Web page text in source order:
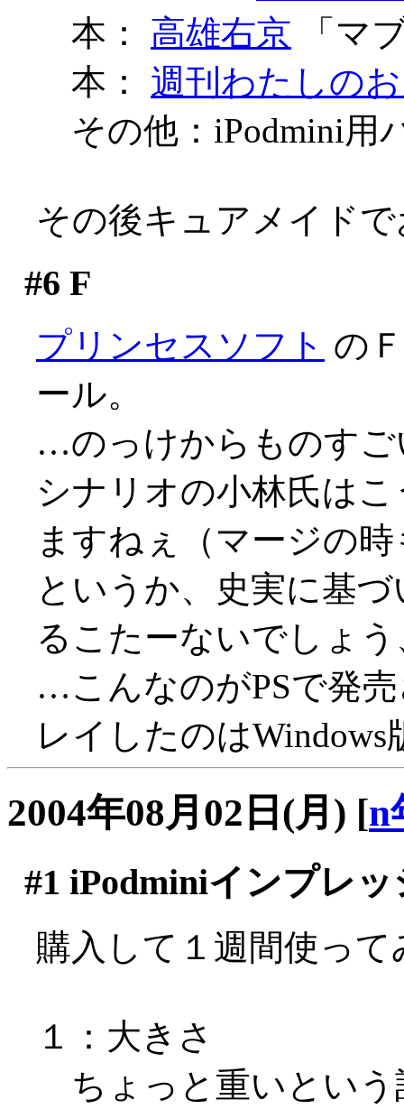
本： 高雄右京 「マ
本： 週刊わたしの
その他：iPodmini用
その後キュアメイド
#6 F
プリンセスソフト の
ール。
…のっけからものすご
シナリオの小林氏は
ますねぇ（マージの
というか、史実に基
るこたーないでしょ
…こんなのがPSで発
レイしたのはWindows
2004年08月02日(月) [n
#1 iPodminiインプレッ
購入して１週間使っ
１：大きさ
ちょっと重いという